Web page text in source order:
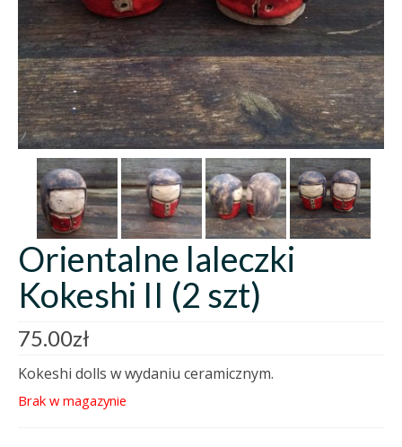
Orientalne laleczki
Kokeshi II (2 szt)
75.00zł
Kokeshi dolls w wydaniu ceramicznym.
Brak w magazynie